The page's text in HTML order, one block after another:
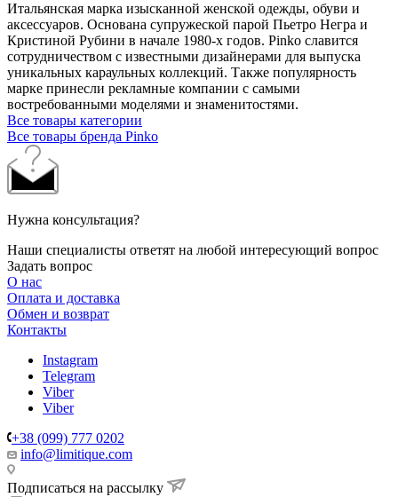
Итальянская марка изысканной женской одежды, обуви и
аксессуаров. Основана супружеской парой Пьетро Негра и
Кристиной Рубини в начале 1980-х годов. Pinko славится
сотрудничеством с известными дизайнерами для выпуска
уникальных караульных коллекций. Также популярность
марке принесли рекламные компании с самыми
востребованными моделями и знаменитостями.
Все товары категории
Все товары бренда Pinko
Нужна консультация?
Наши специалисты ответят на любой интересующий вопрос
Задать вопрос
О нас
Оплата и доставка
Обмен и возврат
Контакты
Instagram
Telegram
Viber
Viber
+38 (099) 777 0202
info@limitique.com
Подписаться на рассылку